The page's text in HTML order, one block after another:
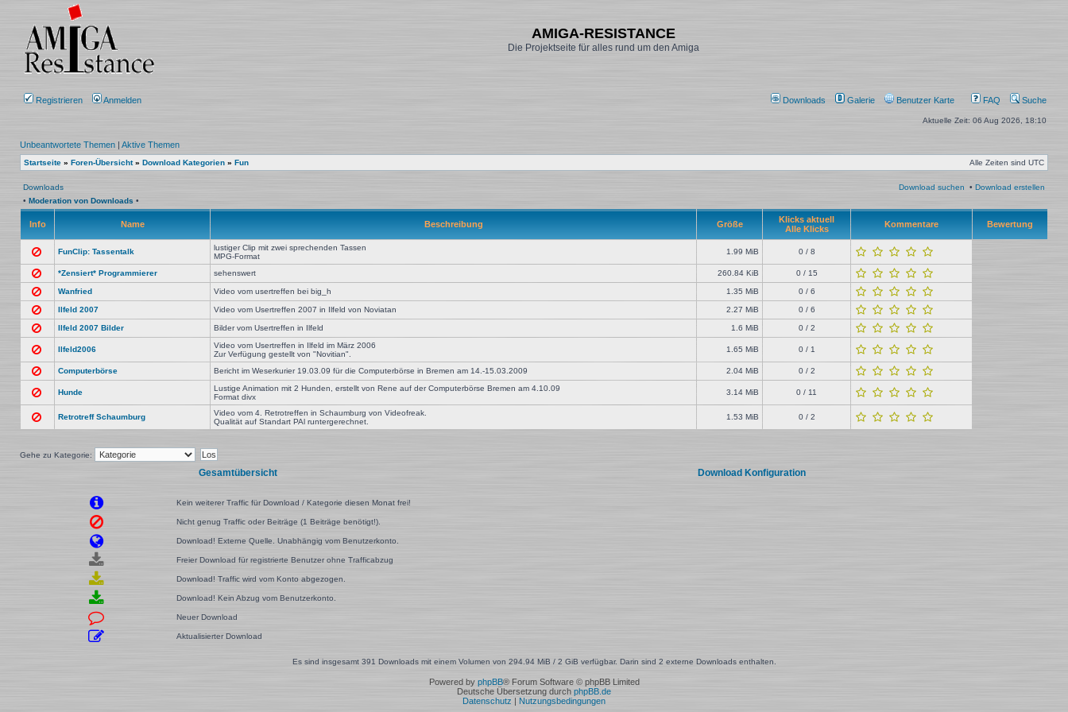
AMIGA-RESISTANCE
Die Projektseite für alles rund um den Amiga
Registrieren Anmelden Downloads Galerie Benutzer Karte FAQ Suche
Aktuelle Zeit: 06 Aug 2026, 18:10
Unbeantwortete Themen | Aktive Themen
Startseite » Foren-Übersicht» Download Kategorien » Fun Alle Zeiten sind UTC
Downloads Download suchen • Download erstellen
• Moderation von Downloads •
Info Name Beschreibung Größe
Klicks aktuell
Alle Klicks
Kommentare Bewertung
FunClip: Tassentalk
lustiger Clip mit zwei sprechenden Tassen
MPG-Format
1.99 MiB 0 / 8
*Zensiert* Programmierer sehenswert 260.84 KiB 0 / 15
Wanfried Video vom usertreffen bei big_h 1.35 MiB 0 / 6
Ilfeld 2007 Video vom Usertreffen 2007 in Ilfeld von Noviatan 2.27 MiB 0 / 6
Ilfeld 2007 Bilder Bilder vom Usertreffen in Ilfeld 1.6 MiB 0 / 2
Ilfeld2006
Video vom Usertreffen in Ilfeld im März 2006
Zur Verfügung gestellt von "Novitian".
1.65 MiB 0 / 1
Computerbörse Bericht im Weserkurier 19.03.09 für die Computerbörse in Bremen am 14.-15.03.2009 2.04 MiB 0 / 2
Hunde
Lustige Animation mit 2 Hunden, erstellt von Rene auf der Computerbörse Bremen am 4.10.09
Format divx
3.14 MiB 0 / 11
Retrotreff Schaumburg
Video vom 4. Retrotreffen in Schaumburg von Videofreak.
Qualität auf Standart PAl runtergerechnet.
1.53 MiB 0 / 2
Gehe zu Kategorie:
Gesamtübersicht Download Konfiguration
Kein weiterer Traffic für Download / Kategorie diesen Monat frei!
Nicht genug Traffic oder Beiträge (1 Beiträge benötigt!).
Download! Externe Quelle. Unabhängig vom Benutzerkonto.
Freier Download für registrierte Benutzer ohne Trafficabzug
Download! Traffic wird vom Konto abgezogen.
Download! Kein Abzug vom Benutzerkonto.
Neuer Download
Aktualisierter Download
Es sind insgesamt 391 Downloads mit einem Volumen von 294.94 MiB / 2 GiB verfügbar. Darin sind 2 externe Downloads enthalten.
Powered by phpBB® Forum Software © phpBB Limited
Deutsche Übersetzung durch phpBB.de
Datenschutz | Nutzungsbedingungen